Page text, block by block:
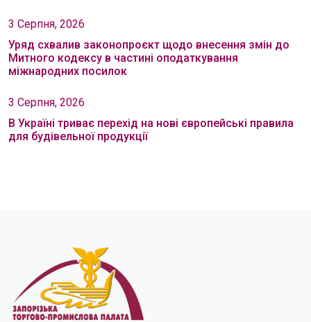
3 Серпня, 2026
Уряд схвалив законопроєкт щодо внесення змін до
Митного кодексу в частині оподаткування
міжнародних посилок
3 Серпня, 2026
В Україні триває перехід на нові європейські правила
для будівельної продукції